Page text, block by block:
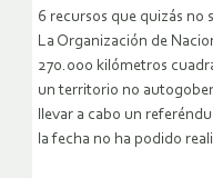
6 recursos que quizás no
La Organización de
270.000 kilómetros
un territorio no
llevar a cabo un
la fecha no ha podido